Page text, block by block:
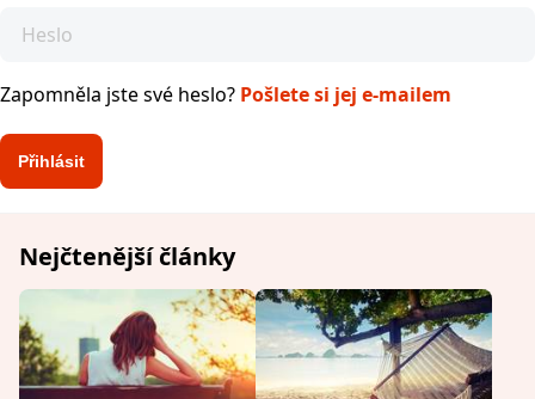
Zapomněla jste své heslo? Pošlete si jej e-mailem
Nejčtenější články